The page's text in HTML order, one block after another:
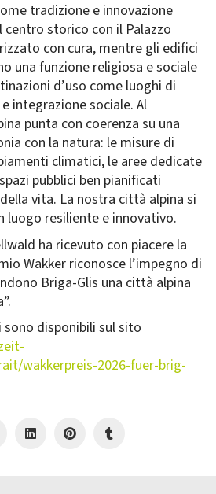
tradizione e innovazione
centro storico con il Palazzo
con cura, mentre gli edifici
una funzione religiosa e sociale
d’uso come luoghi di
integrazione sociale. Al
punta con coerenza su una
con la natura: le misure di
climatici, le aree dedicate
pubblici ben pianificati
vita. La nostra città alpina si
luogo resiliente e innovativo.
ha ricevuto con piacere la
Wakker riconosce l’impegno di
Briga-Glis una città alpina
disponibili sul sito
wakkerpreis-2026-fuer-brig-